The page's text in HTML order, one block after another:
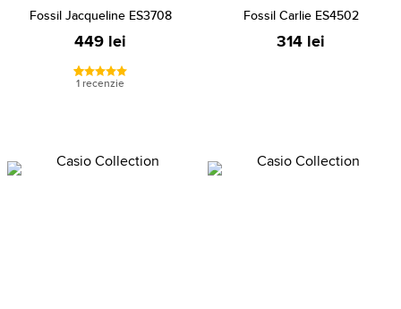
Fossil Jacqueline ES3708
449 lei
1 recenzie
Fossil Carlie ES4502
314 lei